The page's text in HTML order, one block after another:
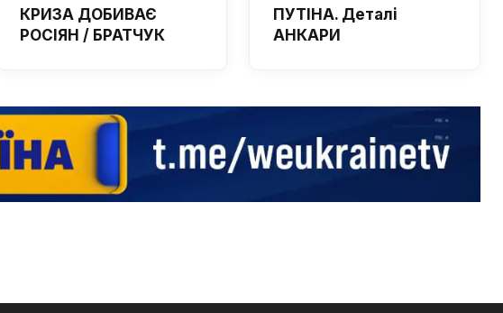
КРИЗА ДОБИВАЄ
РОСІЯН / БРАТЧУК
ПУТІНА. Деталі
АНКАРИ